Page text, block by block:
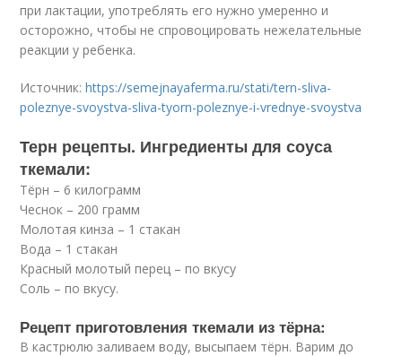
при лактации, употреблять его нужно умеренно и
осторожно, чтобы не спровоцировать нежелательные
реакции у ребенка.
Источник:https://semejnayaferma.ru/stati/tern-sliva-
poleznye-svoystva-sliva-tyorn-poleznye-i-vrednye-svoystva
Терн рецепты. Ингредиенты для соуса
ткемали:
Тёрн – 6 килограмм
Чеснок – 200 грамм
Молотая кинза – 1 стакан
Вода – 1 стакан
Красный молотый перец – по вкусу
Соль – по вкусу.
Рецепт приготовления ткемали из тёрна:
В кастрюлю заливаем воду, высыпаем тёрн. Варим до